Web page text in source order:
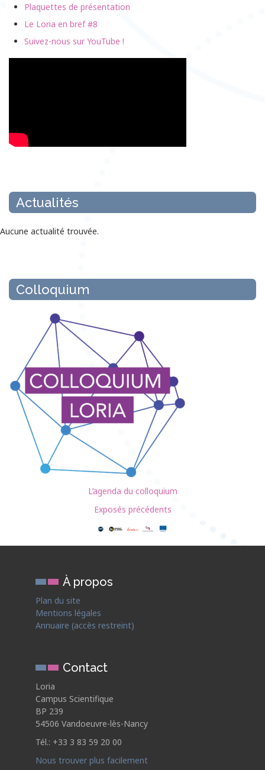
Plaquettes de présentation
Le Loria en bref #8
Suivez-nous sur YouTube !
Actualités
Aucune actualité trouvée.
Colloquium
L’agenda du colloquium
Exposés précédents
À propos
Plan du site
Mentions légales
Annuaire (accès restreint)
Contact
Loria
Campus Scientifique
BP 239
54506 Vandoeuvre-lès-Nancy
Tél.: +33 3 83 59 20 00
Nous trouver plus facilement